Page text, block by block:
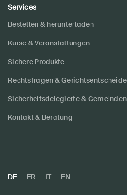
Services
Bestellen & herunterladen
Kurse & Veranstaltungen
Sichere Produkte
Rechtsfragen & Gerichtsentscheide
Sicherheitsdelegierte & Gemeinden
Kontakt & Beratung
DE FR IT EN